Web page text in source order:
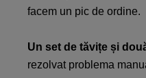
facem un pic de ordine.
Un set de tăvițe și
rezolvat problema